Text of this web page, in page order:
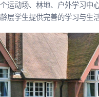
运动场、林地、户外学习中
层学生提供完善的学习与生